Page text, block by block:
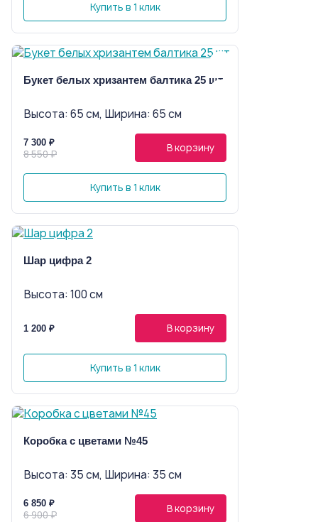
Купить в 1 клик
Букет белых хризантем балтика 25 шт
Высота: 65 см, Ширина: 65 см
7 300 ₽
8 550 ₽ В корзину
Купить в 1 клик
Шар цифра 2
Высота: 100 см
1 200 ₽ В корзину
Купить в 1 клик
Коробка с цветами №45
Высота: 35 см, Ширина: 35 см
6 850 ₽
6 900 ₽ В корзину